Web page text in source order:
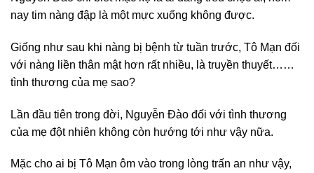
nay tim nàng đập là một mực xuống không được.
Giống như sau khi nàng bị bệnh từ tuần trước, Tô Mạn đối
với nàng liền thân mật hơn rất nhiều, là truyền thuyết……
tình thương của mẹ sao?
Lần đầu tiên trong đời, Nguyễn Đào đối với tình thương
của mẹ đột nhiên không còn hướng tới như vậy nữa.
Mặc cho ai bị Tô Mạn ôm vào trong lòng trấn an như vậy,